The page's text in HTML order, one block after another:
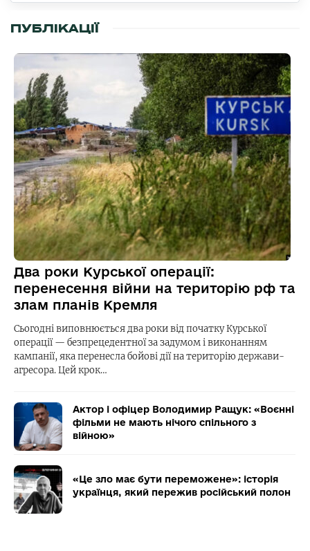
ПУБЛІКАЦІЇ
Два роки Курської операції:
перенесення війни на територію рф та
злам планів Кремля
Сьогодні виповнюється два роки від початку Курської
операції — безпрецедентної за задумом і виконанням
кампанії, яка перенесла бойові дії на територію держави-
агресора. Цей крок…
Актор і офіцер Володимир Ращук: «Воєнні
фільми не мають нічого спільного з
війною»
«Це зло має бути переможене»: історія
українця, який пережив російський полон